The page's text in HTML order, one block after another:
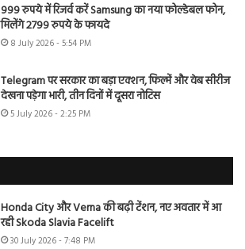
999 रुपये में रिजर्व करें Samsung का नया फोल्डेबल फोन,
मिलेंगे 2799 रुपये के फायदे
8 July 2026 - 5:54 PM
Telegram पर सरकार का बड़ा एक्शन, फिल्में और वेब सीरीज
देखना पड़ेगा भारी, तीन दिनों में दूसरा नोटिस
5 July 2026 - 2:25 PM
Honda City और Verna की बढ़ी टेंशन, नए अवतार में आ
रही Skoda Slavia Facelift
30 July 2026 - 7:48 PM